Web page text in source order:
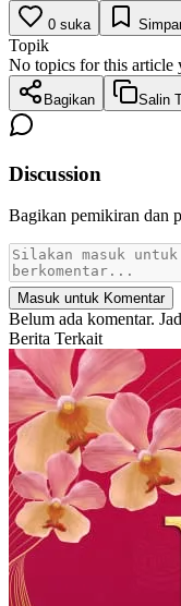
0 suka
Topik
No topics for this article
Bagikan Salin
Discussion
Bagikan pemikiran dan
Masuk untuk Komentar
Belum ada komentar.
Berita Terkait